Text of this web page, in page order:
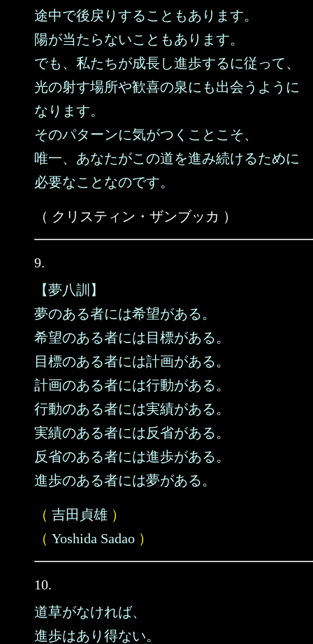
途中で後戻りすることもあります。
陽が当たらないこともあります。
でも、私たちが成長し進歩するに従って、
光の射す場所や歓喜の泉にも出会うように
なります。
そのパターンに気がつくことこそ、
唯一、あなたがこの道を進み続けるために
必要なことなのです。
（ クリスティン・ザンブッカ ）
9.
【夢八訓】
夢のある者には希望がある。
希望のある者には目標がある。
目標のある者には計画がある。
計画のある者には行動がある。
行動のある者には実績がある。
実績のある者には反省がある。
反省のある者には進歩がある。
進歩のある者には夢がある。
（ 吉田貞雄 ）
（ Yoshida Sadao ）
10.
道草がなければ、
進歩はあり得ない。